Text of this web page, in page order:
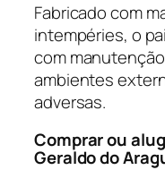
Fabricado com
intempéries, o
com
ambientes
adversas.
Comprar ou
Geraldo do